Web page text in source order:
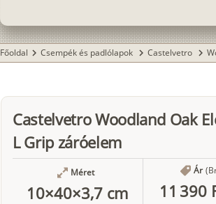
Főoldal chevron_right Csempék és padlólapok chevron_right Castelvetro chevron_right
Castelvetro Woodland Oak
L Grip záróelem
Méret
10×40×3,7 cm
Ár
11 390